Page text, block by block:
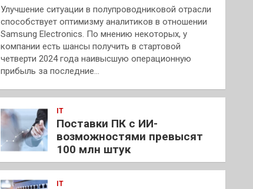
Улучшение ситуации в полупроводниковой отрасли
способствует оптимизму аналитиков в отношении
Samsung Electronics. По мнению некоторых, у
компании есть шансы получить в стартовой
четверти 2024 года наивысшую операционную
прибыль за последние…
IT
Поставки ПК с ИИ-
возможностями превысят
100 млн штук
IT